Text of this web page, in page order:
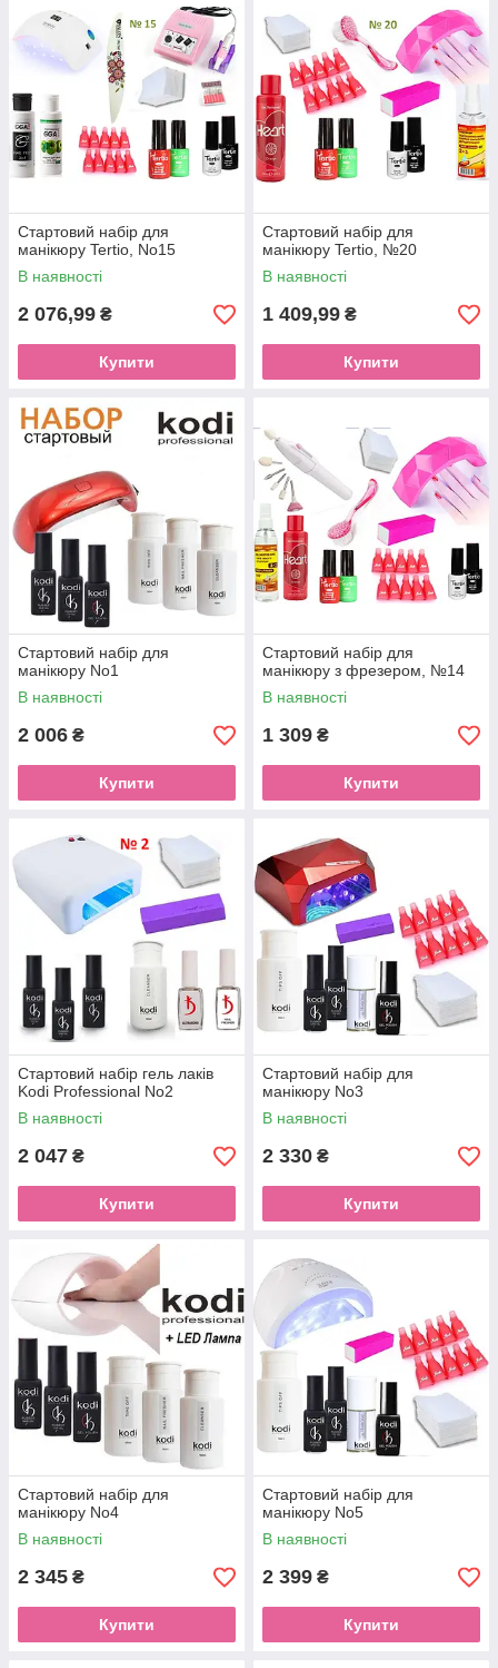
Стартовий набір для
манікюру Tertio, No15
В наявності
2 076,99 ₴
Купити
Стартовий набір для
манікюру Tertio, №20
В наявності
1 409,99 ₴
Купити
Стартовий набір для
манікюру No1
В наявності
2 006 ₴
Купити
Стартовий набір для
манікюру з фрезером, №14
В наявності
1 309 ₴
Купити
Стартовий набір гель лаків
Kodi Professional No2
В наявності
2 047 ₴
Купити
Стартовий набір для
манікюру No3
В наявності
2 330 ₴
Купити
Стартовий набір для
манікюру No4
В наявності
2 345 ₴
Купити
Стартовий набір для
манікюру No5
В наявності
2 399 ₴
Купити